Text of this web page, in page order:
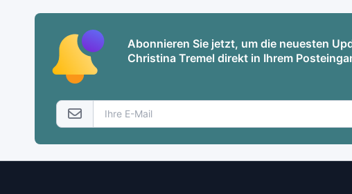
Abonnieren Sie jetzt, um die neuesten
Christina Tremel direkt in Ihrem